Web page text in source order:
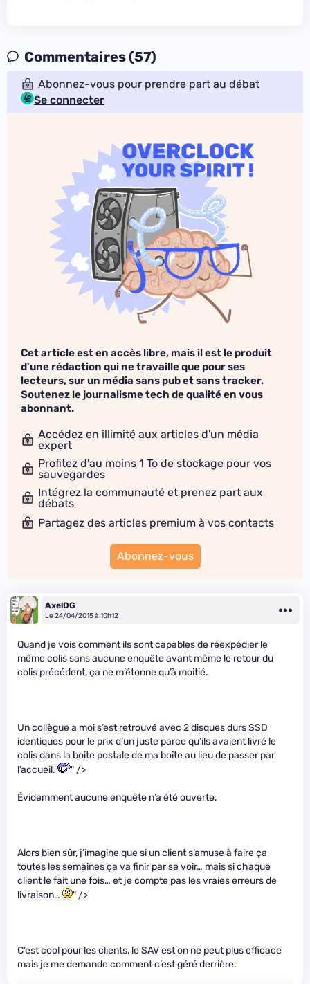
Commentaires (57)
Abonnez-vous pour prendre part au débat
Se connecter
Cet article est en accès libre, mais il est le produit
d'une rédaction qui ne travaille que pour ses
lecteurs, sur un média sans pub et sans tracker.
Soutenez le journalisme tech de qualité en vous
abonnant.
Accédez en illimité aux articles d'un média
expert
Profitez d'au moins 1 To de stockage pour vos
sauvegardes
Intégrez la communauté et prenez part aux
débats
Partagez des articles premium à vos contacts
Abonnez-vous
AxelDG
Le 24/04/2015 à 10h12
Quand je vois comment ils sont capables de réexpédier le
même colis sans aucune enquête avant même le retour du
colis précédent, ça ne m’étonne qu’à moitié.
Un collègue a moi s’est retrouvé avec 2 disques durs SSD
identiques pour le prix d’un juste parce qu’ils avaient livré le
colis dans la boite postale de ma boîte au lieu de passer par
l’accueil.
" />
Évidemment aucune enquête n’a été ouverte.
Alors bien sûr, j’imagine que si un client s’amuse à faire ça
toutes les semaines ça va finir par se voir… mais si chaque
client le fait une fois… et je compte pas les vraies erreurs de
livraison…
" />
C’est cool pour les clients, le SAV est on ne peut plus efficace
mais je me demande comment c’est géré derrière.